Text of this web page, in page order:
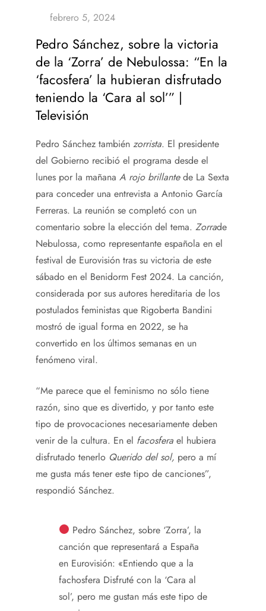
Pedro Sánchez, sobre la victoria
de la ‘Zorra’ de Nebulossa: “En la
‘facosfera’ la hubieran disfrutado
teniendo la ‘Cara al sol’” |
Televisión
Pedro Sánchez también zorrista. El presidente
del Gobierno recibió el programa desde el
lunes por la mañana A rojo brillantede La Sexta
para conceder una entrevista a Antonio García
Ferreras. La reunión se completó con un
comentario sobre la elección del tema. Zorrade
Nebulossa, como representante española en el
festival de Eurovisión tras su victoria de este
sábado en el Benidorm Fest 2024. La canción,
considerada por sus autores hereditaria de los
postulados feministas que Rigoberta Bandini
mostró de igual forma en 2022, se ha
convertido en los últimos semanas en un
fenómeno viral.
“Me parece que el feminismo no sólo tiene
razón, sino que es divertido, y por tanto este
tipo de provocaciones necesariamente deben
venir de la cultura. En el facosfera el hubiera
disfrutado tenerlo Querido del sol, pero a mí
me gusta más tener este tipo de canciones”,
respondió Sánchez.
Pedro Sánchez, sobre ‘Zorra’, la
canción que representará a España
en Eurovisión: «Entiendo que a la
fachosfera Disfruté con la ‘Cara al
sol’, pero me gustan más este tipo de